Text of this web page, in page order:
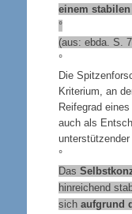
einem
°
(aus: ebda. S.
°
Die
Kriterium, an
Reifegrad
auch als
°
Das
hinreichend
sich aufgrund